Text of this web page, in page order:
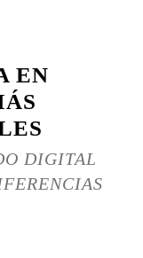
EN
DIGITAL